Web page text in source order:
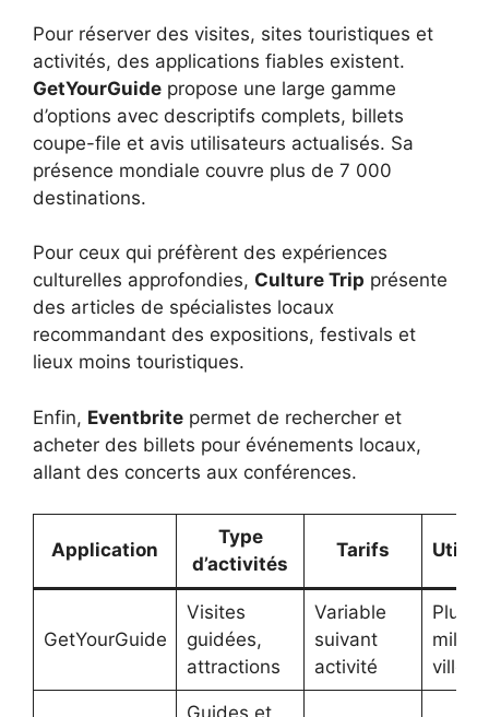
Pour réserver des visites, sites touristiques et
activités, des applications fiables existent.
GetYourGuide propose une large gamme
d’options avec descriptifs complets, billets
coupe-file et avis utilisateurs actualisés. Sa
présence mondiale couvre plus de 7 000
destinations.
Pour ceux qui préfèrent des expériences
culturelles approfondies, Culture Trip présente
des articles de spécialistes locaux
recommandant des expositions, festivals et
lieux moins touristiques.
Enfin, Eventbrite permet de rechercher et
acheter des billets pour événements locaux,
allant des concerts aux conférences.
Application
Type
d’activités
Tarifs
GetYourGuide
Visites
guidées,
attractions
Variable
suivant
activité
villes